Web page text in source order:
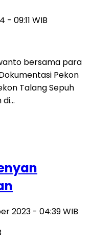
09:11 WIB
bersama para
Pekon
Talang Sepuh
di…
2023 - 04:39 WIB